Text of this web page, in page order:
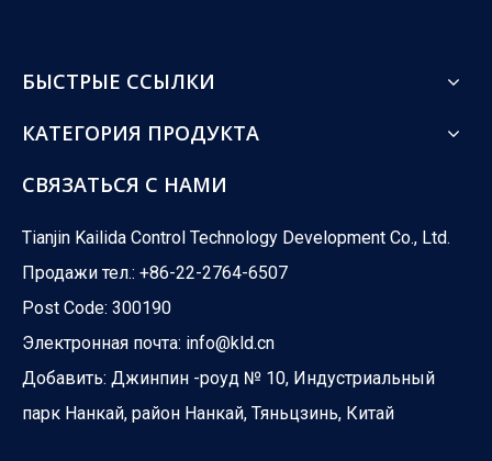
БЫСТРЫЕ ССЫЛКИ
КАТЕГОРИЯ ПРОДУКТА
СВЯЗАТЬСЯ С НАМИ
Tianjin Kailida Control Technology Development Co., Ltd.
Продажи тел.: +86-22-2764-6507
Post Code: 300190
Электронная почта: info@kld.cn
Добавить: Джинпин -роуд № 10, Индустриальный
парк Нанкай, район Нанкай, Тяньцзинь, Китай